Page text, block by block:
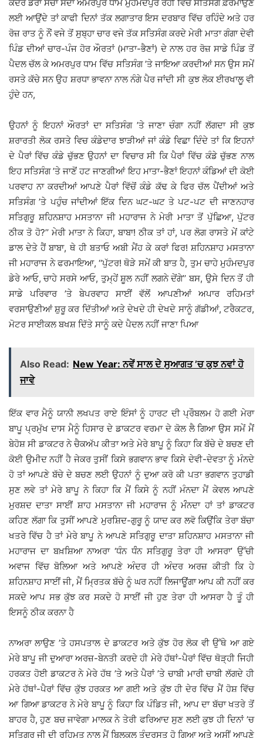
ਕੇਂਦਰ ਡੇਰਾ ਸੱਚਾ ਸੌਦਾ ਅਮਰਪੁਰ ਧਾਮ ਮੁਹੰਮਦਪੁਰ ਰੋਹੀ ਵਿੱਚ ਸਤਿਸੰਗ ਫ਼ਰਮਾਉਣ
ਲਈ ਆਉਂਦੇ ਤਾਂ ਕਾਫੀ ਦਿਨਾਂ ਤੱਕ ਲਗਾਤਾਰ ਇਸ ਦਰਬਾਰ ਵਿੱਚ ਰਹਿੰਦੇ ਅਤੇ ਹਰ
ਰੋਜ਼ ਰਾਤ ਨੂੰ ਨੌਂ ਵਜੇ ਤੋਂ ਸੁਬ੍ਹਾ ਚਾਰ ਵਜੇ ਤੱਕ ਸਤਿਸੰਗ ਕਰਦੇ ਮੇਰੀ ਮਾਤਾ ਗੰਗਾ ਦੇਵੀ
ਪਿੰਡ ਦੀਆਂ ਚਾਰ-ਪੰਜ ਹੋਰ ਔਰਤਾਂ (ਮਾਤਾ-ਭੈਣਾਂ) ਦੇ ਨਾਲ ਹਰ ਰੋਜ਼ ਸਾਡੇ ਪਿੰਡ ਤੋਂ
ਪੈਦਲ ਚੱਲ ਕੇ ਅਮਰਪੁਰ ਧਾਮ ਵਿੱਚ ਸਤਿਸੰਗ ’ਤੇ ਜਾਇਆ ਕਰਦੀਆਂ ਸਨ ਉਸ ਸਮੇਂ
ਰਸਤੇ ਕੱਚੇ ਸਨ ਉਹ ਸ਼ਰਧਾ ਭਾਵਨਾ ਨਾਲ ਨੰਗੇ ਪੈਰ ਜਾਂਦੀ ਸੀ ਕੁਝ ਲੋਕ ਈਰਖਾਲੂ ਵੀ
ਹੁੰਦੇ ਹਨ,
ਉਹਨਾਂ ਨੂੰ ਇਹਨਾਂ ਔਰਤਾਂ ਦਾ ਸਤਿਸੰਗ ’ਤੇ ਜਾਣਾ ਚੰਗਾ ਨਹੀਂ ਲੱਗਦਾ ਸੀ ਕੁਝ
ਸ਼ਰਾਰਤੀ ਲੋਕ ਰਸਤੇ ਵਿਚ ਕੰਡੇਦਾਰ ਝਾੜੀਆਂ ਜਾਂ ਕੰਡੇ ਵਿਛਾ ਦਿੰਦੇ ਤਾਂ ਕਿ ਇਹਨਾਂ
ਦੇ ਪੈਰਾਂ ਵਿੱਚ ਕੰਡੇ ਚੁੱਭਣ ਉਹਨਾਂ ਦਾ ਵਿਚਾਰ ਸੀ ਕਿ ਪੈਰਾਂ ਵਿੱਚ ਕੰਡੇ ਚੁੱਭਣ ਨਾਲ
ਇਹ ਸਤਿਸੰਗ ’ਤੇ ਜਾਣੋਂ ਹਟ ਜਾਣਗੀਆਂ ਇਹ ਮਾਤਾ-ਭੈਣਾਂ ਇਹਨਾਂ ਕੰਡਿਆਂ ਦੀ ਕੋਈ
ਪਰਵਾਹ ਨਾ ਕਰਦੀਆਂ ਆਪਣੇ ਪੈਰਾਂ ਵਿੱਚੋਂ ਕੰਡੇ ਕੱਢ ਕੇ ਫਿਰ ਚੱਲ ਪੈਂਦੀਆਂ ਅਤੇ
ਸਤਿਸੰਗ ’ਤੇ ਪਹੁੰਚ ਜਾਂਦੀਆਂ ਇੱਕ ਦਿਨ ਘਟ-ਘਟ ਤੇ ਪਟ-ਪਟ ਦੀ ਜਾਣਨਹਾਰ
ਸਤਿਗੁਰੂ ਸ਼ਹਿਨਸ਼ਾਹ ਮਸਤਾਨਾ ਜੀ ਮਹਾਰਾਜ ਨੇ ਮੇਰੀ ਮਾਤਾ ਤੋਂ ਪੁੱਛਿਆ, ਪੁੱਟਰ
ਠੀਕ ਤੋ ਹੋ?’’ ਮੇਰੀ ਮਾਤਾ ਨੇ ਕਿਹਾ, ਬਾਬਾ! ਠੀਕ ਤਾਂ ਹਾਂ, ਪਰ ਲੋਗ ਰਾਸਤੇ ਮੇਂ ਕਾਂਟੇ
ਡਾਲ ਦੇਤੇ ਹੈਂ ਬਾਬਾ, ਥੇ ਹੀ ਬਤਾਓ ਅਬੀ ਮੈਂਹ ਕੇ ਕਰਾਂ ਫਿਰ! ਸ਼ਹਿਨਸ਼ਾਹ ਮਸਤਾਨਾ
ਜੀ ਮਹਾਰਾਜ ਨੇ ਫਰਮਾਇਆ, ‘‘ਪੁੱਟਰ! ਥੋੜੇ ਸਮੇਂ ਕੀ ਬਾਤ ਹੈ, ਤੁਮ ਚਾਹੇ ਮੁਹੰਮਦਪੁਰ
ਡੇਰੇ ਆਓ, ਚਾਹੇ ਸਰਸੇ ਆਓ, ਤੁਮ੍ਹੇਂ ਸ਼ੂਲ ਨਹੀਂ ਲਗਨੇ ਦੇਂਗੇ’’ ਬਸ, ਉਸੇ ਦਿਨ ਤੋਂ ਹੀ
ਸਾਡੇ ਪਰਿਵਾਰ ’ਤੇ ਬੇਪਰਵਾਹ ਸਾਈਂ ਵੱਲੋਂ ਆਪਣੀਆਂ ਅਪਾਰ ਰਹਿਮਤਾਂ
ਵਰਸਾਉਣੀਆਂ ਸ਼ੁਰੂ ਕਰ ਦਿੱਤੀਆਂ ਅਤੇ ਦੇਖਦੇ ਹੀ ਦੇਖਦੇ ਸਾਨੂੰ ਗੱਡੀਆਂ, ਟਰੈਕਟਰ,
ਮੋਟਰ ਸਾਈਕਲ ਬਖਸ਼ ਦਿੱਤੇ ਸਾਨੂੰ ਕਦੇ ਪੈਦਲ ਨਹੀਂ ਜਾਣਾ ਪਿਆ
Also Read: New Year: ਨਵੇਂ ਸਾਲ ਦੇ ਸੁਆਗਤ ’ਚ ਕੁਝ ਨਵਾਂ ਹੋ
ਜਾਵੇ
ਇੱਕ ਵਾਰ ਮੈਨੂੰ ਯਾਨੀ ਲਖਪਤ ਰਾਏ ਇੰਸਾਂ ਨੂੰ ਹਾਰਟ ਦੀ ਪ੍ਰੌਬਲਮ ਹੋ ਗਈ ਮੇਰਾ
ਬਾਪੂ ਪ੍ਰਮੁੱਖ ਦਾਸ ਮੈਨੂੰ ਹਿਸਾਰ ਦੇ ਡਾਕਟਰ ਵਰਮਾ ਦੇ ਕੋਲ ਲੈ ਗਿਆ ਉਸ ਸਮੇਂ ਮੈਂ
ਬੇਹੋਸ਼ ਸੀ ਡਾਕਟਰ ਨੇ ਚੈਕਅੱਪ ਕੀਤਾ ਅਤੇ ਮੇਰੇ ਬਾਪੂ ਨੂੰ ਕਿਹਾ ਕਿ ਬੱਚੇ ਦੇ ਬਚਣ ਦੀ
ਕੋਈ ਉਮੀਦ ਨਹੀਂ ਹੈ ਜੇਕਰ ਤੁਸੀਂ ਕਿਸੇ ਭਗਵਾਨ ਭਾਵ ਕਿਸੇ ਦੇਵੀ-ਦੇਵਤਾ ਨੂੰ ਮੰਨਦੇ
ਹੋ ਤਾਂ ਆਪਣੇ ਬੱਚੇ ਦੇ ਬਚਣ ਲਈ ਉਹਨਾਂ ਨੂੰ ਦੁਆ ਕਰੋ ਕੀ ਪਤਾ ਭਗਵਾਨ ਤੁਹਾਡੀ
ਸੁਣ ਲਵੇ ਤਾਂ ਮੇਰੇ ਬਾਪੂ ਨੇ ਕਿਹਾ ਕਿ ਮੈਂ ਕਿਸੇ ਨੂੰ ਨਹੀਂ ਮੰਨਦਾ ਮੈਂ ਕੇਵਲ ਆਪਣੇ
ਮੁਰਸ਼ਦ ਦਾਤਾ ਸਾਈਂ ਸ਼ਾਹ ਮਸਤਾਨਾ ਜੀ ਮਹਾਰਾਜ ਨੂੰ ਮੰੰਨਦਾ ਹਾਂ ਤਾਂ ਡਾਕਟਰ
ਕਹਿਣ ਲੱਗਾ ਕਿ ਤੁਸੀਂ ਆਪਣੇ ਮੁਰਸ਼ਿਦ-ਗੁਰੂ ਨੂੰ ਯਾਦ ਕਰ ਲਵੋ ਕਿਉਂਕਿ ਤੇਰਾ ਬੱਚਾ
ਖਤਰੇ ਵਿੱਚ ਹੈ ਤਾਂ ਮੇਰੇ ਬਾਪੂ ਨੇ ਆਪਣੇ ਸਤਿਗੁਰੂ ਦਾਤਾ ਸ਼ਹਿਨਸ਼ਾਹ ਮਸਤਾਨਾ ਜੀ
ਮਹਾਰਾਜ ਦਾ ਬਖ਼ਸ਼ਿਆ ਨਾਅਰਾ ‘ਧੰਨ ਧੰੰਨ ਸਤਿਗੁਰੂ ਤੇਰਾ ਹੀ ਆਸਰਾ’ ਉੱਚੀ
ਅਵਾਜ ਵਿੱਚ ਬੋਲਿਆ ਅਤੇ ਆਪਣੇ ਅੰਦਰ ਹੀ ਅੰਦਰ ਅਰਜ਼ ਕੀਤੀ ਕਿ ਹੇ
ਸ਼ਹਿਨਸ਼ਾਹ ਸਾਈਂ ਜੀ, ਮੈਂ ਮ੍ਰਿਤਕ ਬੱਚੇ ਨੂੰ ਘਰ ਨਹੀਂ ਲਿਜਾਊਂਗਾ ਆਪ ਕੀ ਨਹੀਂ ਕਰ
ਸਕਦੇ ਆਪ ਸਭ ਕੁੱਝ ਕਰ ਸਕਦੇ ਹੋ ਸਾਈਂ ਜੀ ਹੁਣ ਤੇਰਾ ਹੀ ਆਸਰਾ ਹੈ ਤੂੰ ਹੀ
ਇਸਨੂੰ ਠੀਕ ਕਰਨਾ ਹੈ
ਨਾਅਰਾ ਲਾਉਣ ’ਤੇ ਹਸਪਤਾਲ ਦੇ ਡਾਕਟਰ ਅਤੇ ਕੁੱਝ ਹੋਰ ਲੋਕ ਵੀ ਉੱਥੇ ਆ ਗਏ
ਮੇਰੇ ਬਾਪੂ ਜੀ ਦੁਆਰਾ ਅਰਜ਼-ਬੇਨਤੀ ਕਰਦੇ ਹੀ ਮੇਰੇ ਹੱਥਾਂ-ਪੈਰਾਂ ਵਿੱਚ ਥੋੜ੍ਹੀ ਜਿਹੀ
ਹਰਕਤ ਹੋਈ ਡਾਕਟਰ ਨੇ ਮੇਰੇ ਹੱਥ ’ਤੇ ਅਤੇ ਪੈਰਾਂ ’ਤੇ ਚਾਬੀ ਮਾਰੀ ਚਾਬੀ ਲੱਗਦੇ ਹੀ
ਮੇਰੇ ਹੱਥਾਂ-ਪੈਰਾਂ ਵਿੱਚ ਕੁੱਝ ਹਰਕਤ ਆ ਗਈ ਅਤੇ ਕੁੱਝ ਹੀ ਦੇਰ ਵਿੱਚ ਮੈਂ ਹੋਸ਼ ਵਿੱਚ
ਆ ਗਿਆ ਡਾਕਟਰ ਨੇ ਮੇਰੇ ਬਾਪੂ ਨੂੰ ਕਿਹਾ ਕਿ ਪੰਡਿਤ ਜੀ, ਆਪ ਦਾ ਬੱਚਾ ਖਤਰੇ ਤੋਂ
ਬਾਹਰ ਹੈ, ਹੁਣ ਬਚ ਜਾਵੇਗਾ ਮਾਲਕ ਨੇ ਤੇਰੀ ਫਰਿਆਦ ਸੁਣ ਲਈ ਕੁਝ ਹੀ ਦਿਨਾਂ ’ਚ
ਸਤਿਗੁਰੂ ਜੀ ਦੀ ਰਹਿਮਤ ਨਾਲ ਮੈਂ ਬਿਲਕੁਲ ਤੰਦਰੁਸਤ ਹੋ ਗਿਆ ਅਤੇ ਅਸੀਂ ਆਪਣੇ